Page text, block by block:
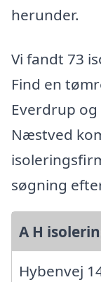
herunder.
Vi fandt 73
Find en
Everdrup
Næstved
søgning
A H
Hybenvej